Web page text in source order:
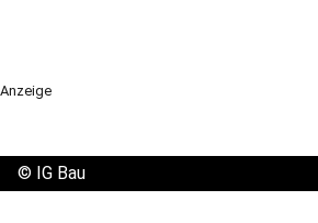
Anzeige
© IG Bau